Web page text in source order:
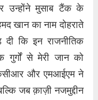
उन्होंने मुसाब टैंक के
खान का नाम दोहराते
कि इन राजनीतिक
से मेरी जान को
और एमआईएम ने
जब क़ाज़ी नजमुद्दीन